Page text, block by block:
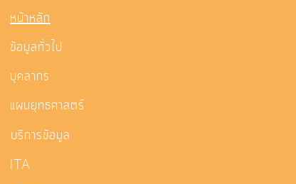
หน้าหลัก
ข้อมูลทั่วไป
บุคลากร
แผนยุทธศาสตร์
บริการข้อมูล
ITA